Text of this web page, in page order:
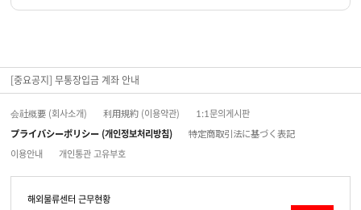
[중요공지] 무통장입금 계좌 안내
会社概要 (회사소개) 利用規約 (이용약관)
1:1문의게시판
プライバシーポリシー (개인정보처리방침)
特定商取引法に基づく表記
이용안내
개인통관 고유부호
해외물류센터 근무현황